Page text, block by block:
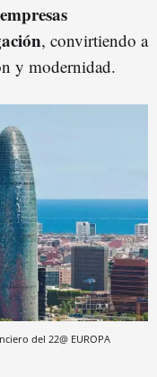
, convirtiendo a
y modernidad.
del 22@ EUROPA